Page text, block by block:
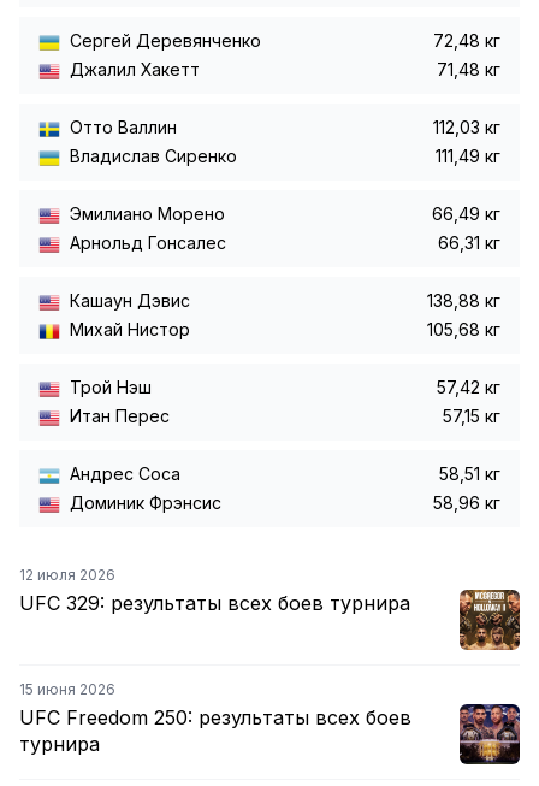
Сергей Деревянченко
72,48 кг
Джалил Хакетт
71,48 кг
Отто Валлин
112,03 кг
Владислав Сиренко
111,49 кг
Эмилиано Морено
66,49 кг
Арнольд Гонсалес
66,31 кг
Кашаун Дэвис
138,88 кг
Михай Нистор
105,68 кг
Трой Нэш
57,42 кг
Итан Перес
57,15 кг
Андрес Соса
58,51 кг
Доминик Фрэнсис
58,96 кг
12 июля 2026
UFC 329: результаты всех боев турнира
15 июня 2026
UFC Freedom 250: результаты всех боев
турнира